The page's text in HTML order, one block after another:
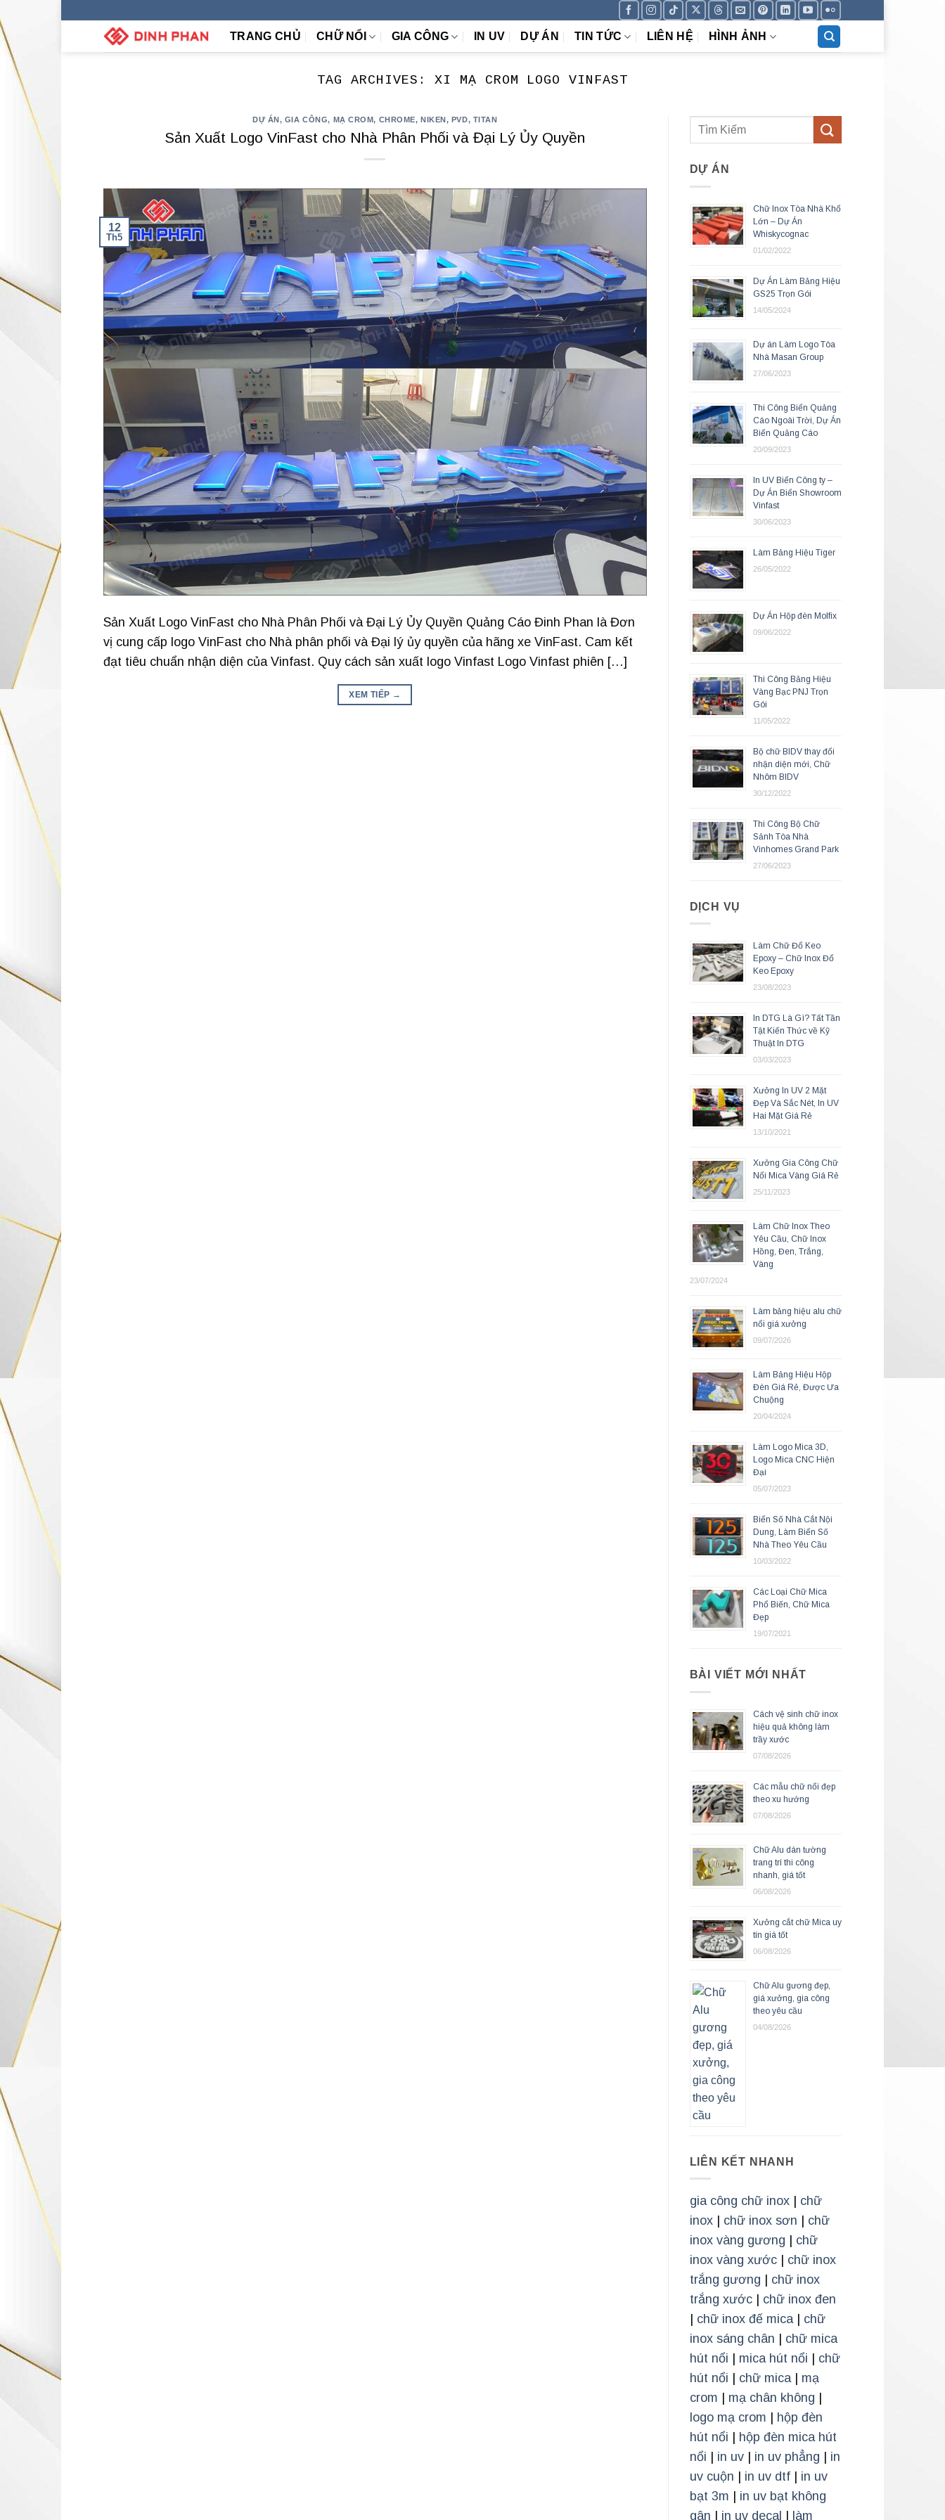
TRANG CHỦ CHỮ NỔI GIA CÔNG IN UV DỰ ÁN TIN TỨC LIÊN HỆ HÌNH ẢNH
TAG ARCHIVES:XI MẠ CROM LOGO VINFAST
DỰ ÁN , GIA CÔNG, MẠ CROM, CHROME, NIKEN, PVD, TITAN
Sản Xuất Logo VinFast cho Nhà Phân Phối và Đại Lý Ủy Quyền
12
Th5
Sản Xuất Logo VinFast cho Nhà Phân Phối và Đại Lý Ủy Quyền Quảng Cáo Đinh Phan là Đơn
vị cung cấp logo VinFast cho Nhà phân phối và Đại lý ủy quyền của hãng xe VinFast. Cam kết
đạt tiêu chuẩn nhận diện của Vinfast. Quy cách sản xuất logo Vinfast Logo Vinfast phiên […]
XEM TIẾP →
DỰ ÁN
Chữ Inox Tòa Nhà Khổ
Lớn – Dự Án
Whiskycognac
01/02/2022
Dự Án Làm Bảng Hiệu
GS25 Trọn Gói
14/05/2024
Dự án Làm Logo Tòa
Nhà Masan Group
27/06/2023
Thi Công Biển Quảng
Cáo Ngoài Trời, Dự Án
Biển Quảng Cáo
20/09/2023
In UV Biển Công ty –
Dự Án Biển Showroom
Vinfast
30/06/2023
Làm Bảng Hiệu Tiger
26/05/2022
Dự Án Hộp đèn Molfix
09/06/2022
Thi Công Bảng Hiệu
Vàng Bạc PNJ Trọn
Gói
11/05/2022
Bộ chữ BIDV thay đổi
nhận diện mới, Chữ
Nhôm BIDV
30/12/2022
Thi Công Bộ Chữ
Sảnh Tòa Nhà
Vinhomes Grand Park
27/06/2023
DỊCH VỤ
Làm Chữ Đổ Keo
Epoxy – Chữ Inox Đổ
Keo Epoxy
23/08/2023
In DTG Là Gì? Tất Tần
Tật Kiến Thức về Kỹ
Thuật In DTG
03/03/2023
Xưởng In UV 2 Mặt
Đẹp Và Sắc Nét, In UV
Hai Mặt Giá Rẻ
13/10/2021
Xưởng Gia Công Chữ
Nổi Mica Vàng Giá Rẻ
25/11/2023
Làm Chữ Inox Theo
Yêu Cầu, Chữ Inox
Hồng, Đen, Trắng,
Vàng
23/07/2024
Làm bảng hiệu alu chữ
nổi giá xưởng
09/07/2026
Làm Bảng Hiệu Hộp
Đèn Giá Rẻ, Được Ưa
Chuộng
20/04/2024
Làm Logo Mica 3D,
Logo Mica CNC Hiện
Đại
05/07/2023
Biển Số Nhà Cắt Nội
Dung, Làm Biển Số
Nhà Theo Yêu Cầu
10/03/2022
Các Loại Chữ Mica
Phổ Biến, Chữ Mica
Đẹp
19/07/2021
BÀI VIẾT MỚI NHẤT
Cách vệ sinh chữ inox
hiệu quả không làm
trầy xước
07/08/2026
Các mẫu chữ nổi đẹp
theo xu hướng
07/08/2026
Chữ Alu dán tường
trang trí thi công
nhanh, giá tốt
06/08/2026
Xưởng cắt chữ Mica uy
tín giá tốt
06/08/2026
Chữ Alu gương đẹp,
giá xưởng, gia công
theo yêu cầu
04/08/2026
LIÊN KẾT NHANH
gia công chữ inox| chữ
inox| chữ inox sơn
chữ
inox vàng gương
chữ
inox vàng xước| chữ inox
trắng gương
chữ inox
trắng xước| chữ inox đen
chữ inox đế mica| chữ
inox sáng chân
chữ mica
hút nổi
mica hút nổi
chữ
hút nổi
chữ mica| mạ
crom
mạ chân không
logo mạ crom
hộp đèn
hút nổi
hộp đèn mica hút
nổi
in uv| in uv phẳng
in
uv cuộn
in uv dtf| in uv
bạt 3m
in uv bạt không
gân
in uv decal làm